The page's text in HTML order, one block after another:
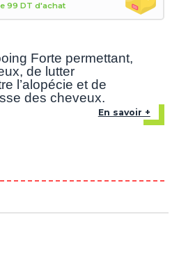
99 DT d'achat
Forte permettant,
de lutter
l’alopécie et de
des cheveux.
En savoir +